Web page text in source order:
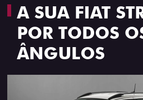
A SUA FIAT
POR TODOS
ÂNGULOS